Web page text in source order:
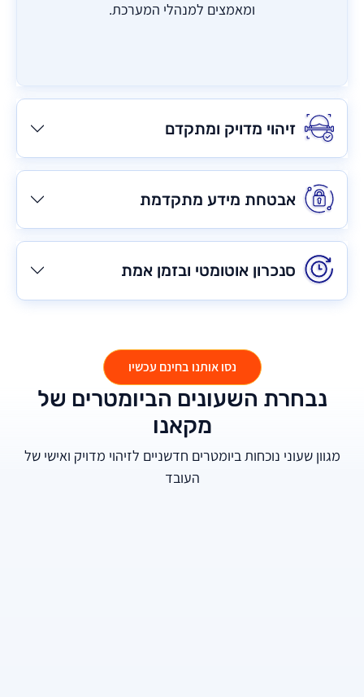
ומאמצים למנהלי המערכת.
זיהוי מדויק ומתקדם
אבטחת מידע מתקדמת
סנכרון אוטומטי ובזמן אמת
נסו אותנו בחינם עכשיו
נבחרת השעונים הביומטרים של
מקאנו
מגוון שעוני נוכחות ביומטרים חדשניים לזיהוי מדויק ואישי של
העובד